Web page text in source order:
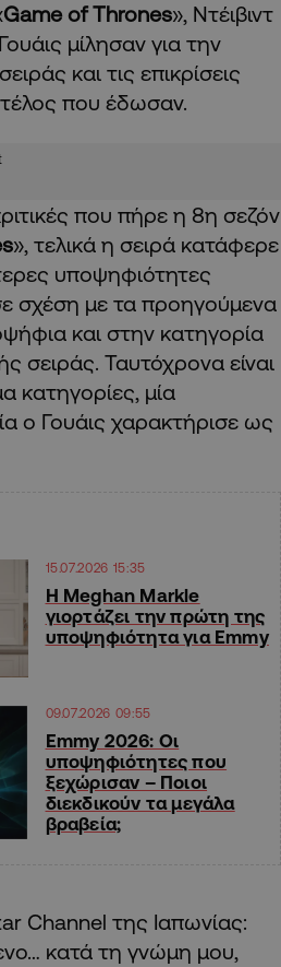
Game of Thrones», Ντέιβιντ
μίλησαν για την
και τις επικρίσεις
που έδωσαν.
που πήρε η 8η σεζόν
», τελικά η σειρά κατάφερε
υποψηφιότητες
σχέση με τα προηγούμενα
και στην κατηγορία
σειράς. Ταυτόχρονα είναι
κατηγορίες, μία
ο Γουάις χαρακτήρισε ως
15.07.2026 15:35
Η Meghan Markle
γιορτάζει την πρώτη της
υποψηφιότητα για Emmy
09.07.2026 09:55
Emmy 2026: Οι
υποψηφιότητες που
ξεχώρισαν – Ποιοι
διεκδικούν τα μεγάλα
βραβεία;
Channel της Ιαπωνίας:
κατά τη γνώμη μου,